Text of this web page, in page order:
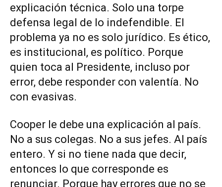
explicación técnica. Solo una torpe
defensa legal de lo indefendible. El
problema ya no es solo jurídico. Es ético,
es institucional, es político. Porque
quien toca al Presidente, incluso por
error, debe responder con valentía. No
con evasivas.
Cooper le debe una explicación al país.
No a sus colegas. No a sus jefes. Al país
entero. Y si no tiene nada que decir,
entonces lo que corresponde es
renunciar. Porque hay errores que no se